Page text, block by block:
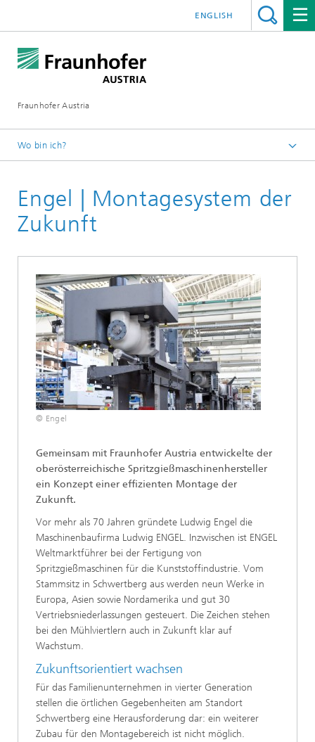
Fraunhofer Austria
ENGLISH
Wo bin ich?
Leistungen
Referenzen Arbeitsgestaltung und Digitalisierung
Engel | Montagesystem der
Zukunft
© Engel
Gemeinsam mit Fraunhofer Austria entwickelte der
oberösterreichische Spritzgießmaschinenhersteller
ein Konzept einer effizienten Montage der
Zukunft.
Vor mehr als 70 Jahren gründete Ludwig Engel die
Maschinenbaufirma Ludwig ENGEL. Inzwischen ist ENGEL
Weltmarktführer bei der Fertigung von
Spritzgießmaschinen für die Kunststoffindustrie. Vom
Stammsitz in Schwertberg aus werden neun Werke in
Europa, Asien sowie Nordamerika und gut 30
Vertriebsniederlassungen gesteuert. Die Zeichen stehen
bei den Mühlviertlern auch in Zukunft klar auf
Wachstum.
Zukunftsorientiert wachsen
Für das Familienunternehmen in vierter Generation
stellen die örtlichen Gegebenheiten am Standort
Schwertberg eine Herausforderung dar: ein weiterer
Zubau für den Montagebereich ist nicht möglich.